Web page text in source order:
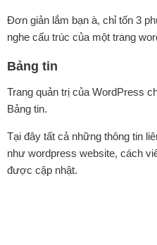
Đơn giản lắm bạn à, chỉ tốn 3
nghe cấu trúc của một trang
Bảng tin
Trang quản trị của WordPress
Bảng tin.
Tại đây tất cả những thông tin
như wordpress website, cách
được cập nhật.